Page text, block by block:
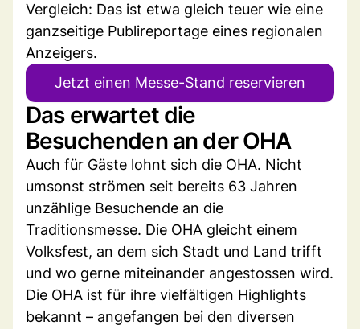
Vergleich: Das ist etwa gleich teuer wie eine
ganzseitige Publireportage eines regionalen
Anzeigers.
Jetzt einen Messe-Stand reservieren
Das erwartet die
Besuchenden an der OHA
Auch für Gäste lohnt sich die OHA. Nicht
umsonst strömen seit bereits 63 Jahren
unzählige Besuchende an die
Traditionsmesse. Die OHA gleicht einem
Volksfest, an dem sich Stadt und Land trifft
und wo gerne miteinander angestossen wird.
Die OHA ist für ihre vielfältigen Highlights
bekannt – angefangen bei den diversen